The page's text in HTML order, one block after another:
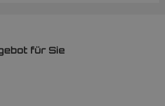
für Sie